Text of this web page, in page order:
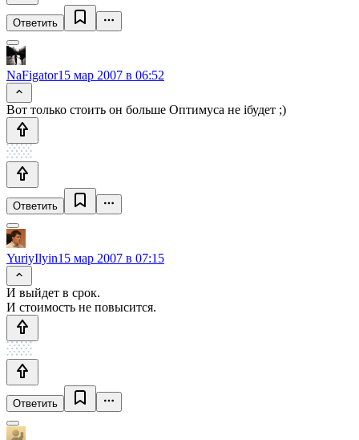
Ответить
NaFigator15 мар 2007 в 06:52
Вот только стоить он больше Оптимуса не iбудет ;)
Ответить
YuriyIlyin15 мар 2007 в 07:15
И выйдет в срок.
И стоимость не повысится.
Ответить